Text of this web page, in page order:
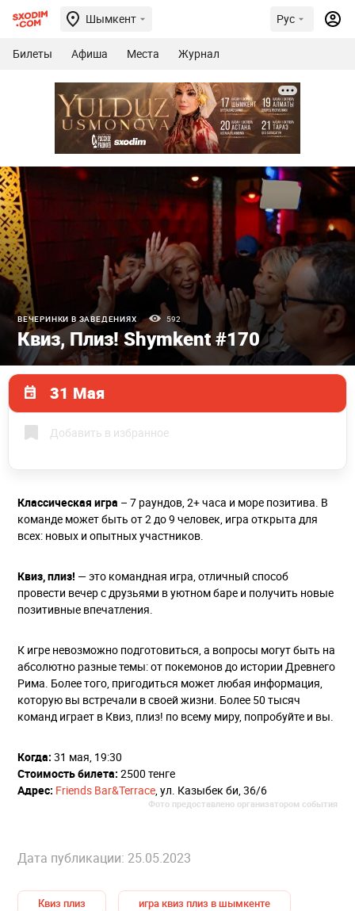
Шымкент Рус
Билеты Афиша Места Журнал
ВЕЧЕРИНКИ В ЗАВЕДЕНИЯХ 592
Квиз, Плиз! Shymkent #170
31 Мая
Добавить в избранное
Классическая игра – 7 раундов, 2+ часа и море позитива. В
команде может быть от 2 до 9 человек, игра открыта для
всех: новых и опытных участников.
Квиз, плиз! — это командная игра, отличный способ
провести вечер с друзьями в уютном баре и получить новые
позитивные впечатления.
К игре невозможно подготовиться, а вопросы могут быть на
абсолютно разные темы: от покемонов до истории Древнего
Рима. Более того, пригодиться может любая информация,
которую вы встречали в своей жизни. Более 50 тысяч
команд играет в Квиз, плиз! по всему миру, попробуйте и вы.
Когда: 31 мая, 19:30
Стоимость билета: 2500 тенге
Адрес: Friends Bar&Terrace , ул. Казыбек би, 36/6
Фото предоставлено организатором события
Дата публикации: 25.05.2023
Квиз плиз игра квиз плиз в шымкенте